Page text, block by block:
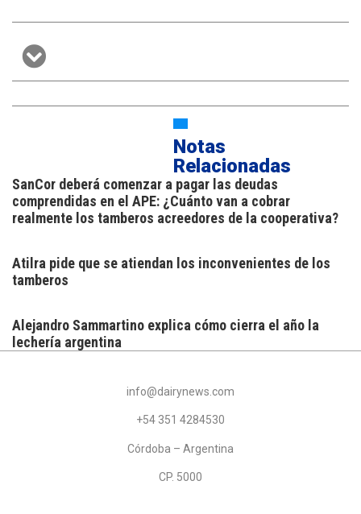
Notas
Relacionadas
SanCor deberá comenzar a pagar las deudas
comprendidas en el APE: ¿Cuánto van a cobrar
realmente los tamberos acreedores de la cooperativa?
Atilra pide que se atiendan los inconvenientes de los
tamberos
Alejandro Sammartino explica cómo cierra el año la
lechería argentina
info@dairynews.com
+54 351 4284530
Córdoba – Argentina
CP. 5000